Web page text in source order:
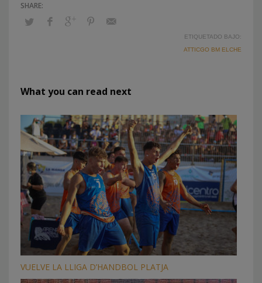
ETIQUETADO BAJO:
ATTICGO BM ELCHE
What you can read next
VUELVE LA LLIGA D’HANDBOL PLATJA